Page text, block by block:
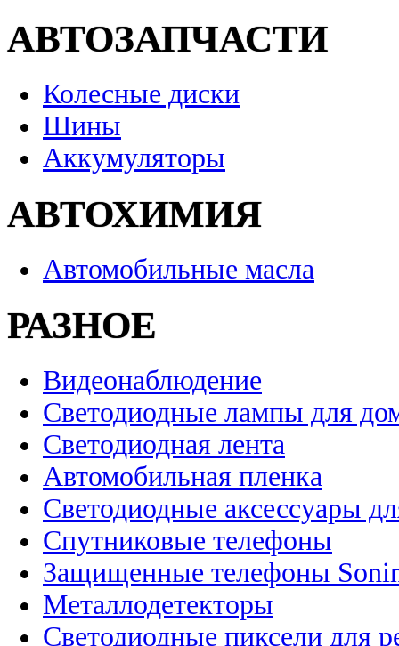
АВТОЗАПЧАСТИ
Колесные диски
Шины
Аккумуляторы
АВТОХИМИЯ
Автомобильные масла
РАЗНОЕ
Видеонаблюдение
Светодиодные лампы для
Светодиодная лента
Автомобильная пленка
Светодиодные аксессуары
Спутниковые телефоны
Защищенные телефоны
Металлодетекторы
Светодиодные пиксели для